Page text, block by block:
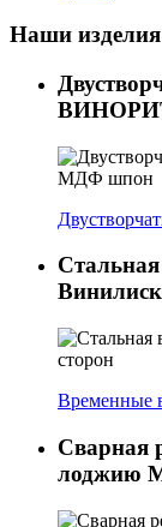
Наши изделия
Временные
Сварная
лоджию